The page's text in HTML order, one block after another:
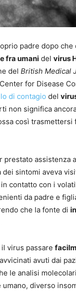
padre dopo
fra umani del virus
del British Medical
for Disease
di contagio del
non significa
così trasmettersi
assistenza
sintomi aveva
contatto con i
da padre e
che la fonte di
virus passare
avuti dai
le analisi
diverso